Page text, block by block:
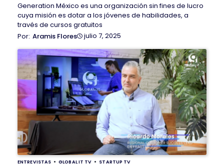
Generation México es una organización sin fines de lucro
cuya misión es dotar a los jóvenes de habilidades, a
través de cursos gratuitos
Aramis Flores
julio 7, 2025
ENTREVISTAS GLOBAL IT TV STARTUP TV